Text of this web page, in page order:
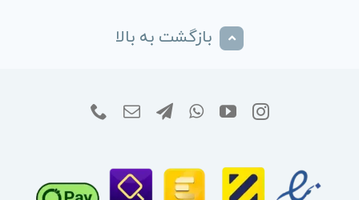
بازگشت به بالا